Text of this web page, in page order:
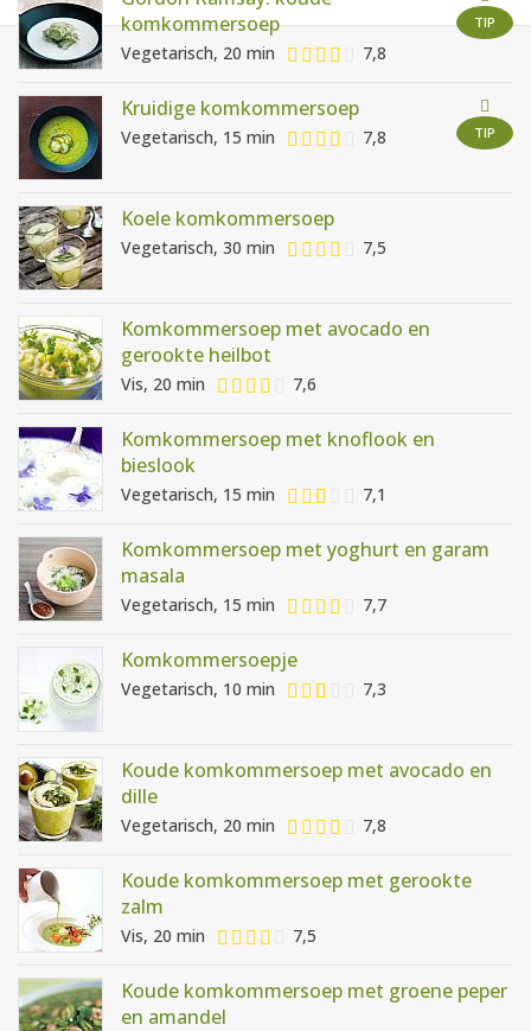
AANMELDEN
RECEPTEN
WEEKMENU'S
TIP
komkommersoep
Vegetarisch, 20 min 7,8
TIP
Kruidige komkommersoep
Vegetarisch, 15 min 7,8
Koele komkommersoep
Vegetarisch, 30 min 7,5
Komkommersoep met avocado en
gerookte heilbot
Vis, 20 min 7,6
Komkommersoep met knoflook en
bieslook
Vegetarisch, 15 min 7,1
Komkommersoep met yoghurt en garam
masala
Vegetarisch, 15 min 7,7
Komkommersoepje
Vegetarisch, 10 min 7,3
Koude komkommersoep met avocado en
dille
Vegetarisch, 20 min 7,8
Koude komkommersoep met gerookte
zalm
Vis, 20 min 7,5
Koude komkommersoep met groene peper
en amandel